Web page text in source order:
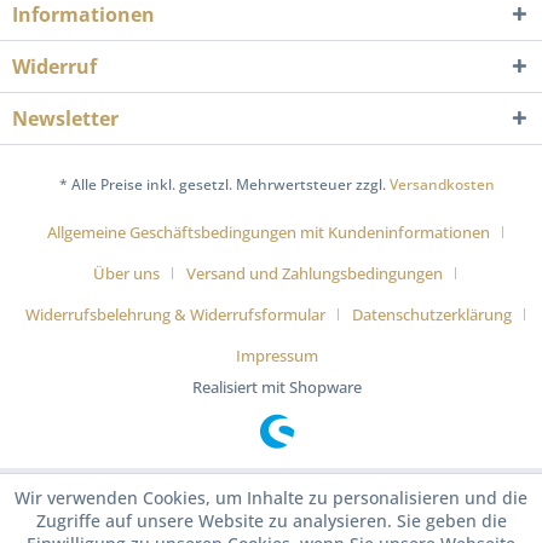
Informationen
Widerruf
Newsletter
* Alle Preise inkl. gesetzl. Mehrwertsteuer zzgl.Versandkosten
Allgemeine Geschäftsbedingungen mit Kundeninformationen
Über uns
Versand und Zahlungsbedingungen
Widerrufsbelehrung & Widerrufsformular
Datenschutzerklärung
Impressum
Realisiert mit Shopware
Wir verwenden Cookies, um Inhalte zu personalisieren und die
Zugriffe auf unsere Website zu analysieren. Sie geben die